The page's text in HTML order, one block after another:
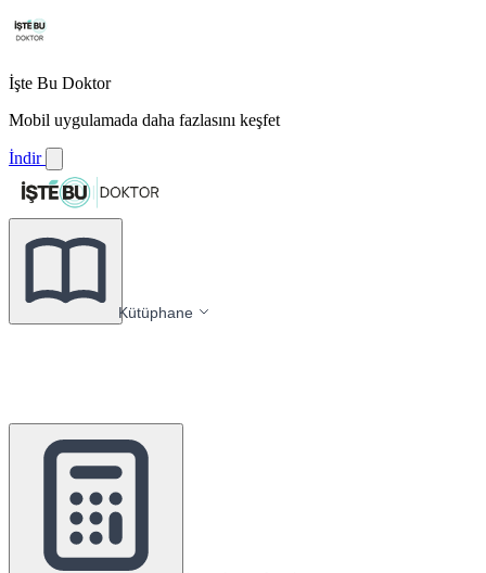
İşte Bu Doktor
Mobil uygulamada daha fazlasını keşfet
İndir
Kütüphane